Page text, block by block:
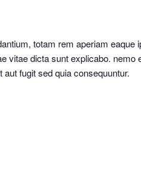
totam rem aperiam eaque
vitae dicta sunt explicabo. nemo
fugit sed quia consequuntur.